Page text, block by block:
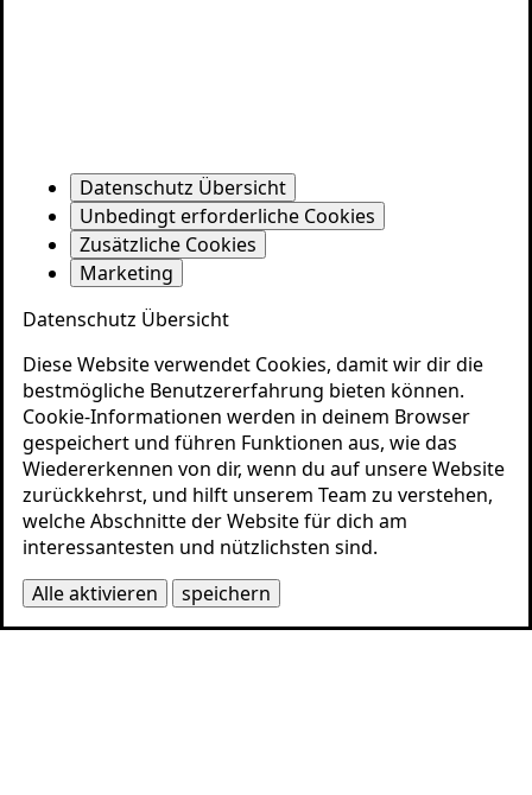
Datenschutz Übersicht
Unbedingt erforderliche Cookies
Zusätzliche Cookies
Marketing
Datenschutz Übersicht
Diese Website verwendet Cookies, damit wir dir die
bestmögliche Benutzererfahrung bieten können.
Cookie-Informationen werden in deinem Browser
gespeichert und führen Funktionen aus, wie das
Wiedererkennen von dir, wenn du auf unsere Website
zurückkehrst, und hilft unserem Team zu verstehen,
welche Abschnitte der Website für dich am
interessantesten und nützlichsten sind.
Alle aktivieren
speichern